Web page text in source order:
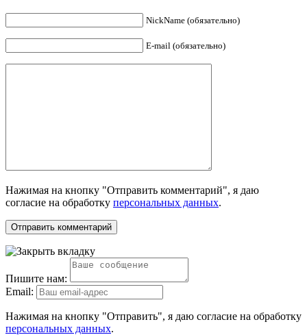
NickName (обязательно)
E-mail (обязательно)
Нажимая на кнопку "Отправить комментарий", я даю
согласие на обработку персональных данных.
Пишите нам:
Email:
Нажимая на кнопку "Отправить", я даю согласие на обработку
персональных данных.